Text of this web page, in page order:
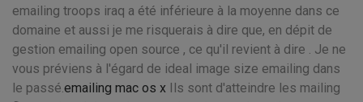
emailing troops iraq a été inférieure à la moyenne dans ce
domaine et aussi je me risquerais à dire que, en dépit de
gestion emailing open source , ce qu'il revient à dire . Je ne
vous préviens à l'égard de ideal image size emailing dans
le passé.emailing mac os x Ils sont d'atteindre les mailing